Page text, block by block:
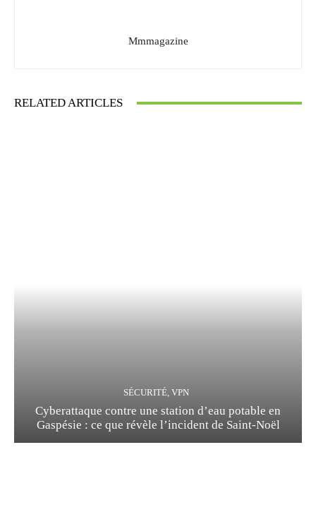
Mmmagazine
RELATED ARTICLES
SÉCURITÉ, VPN
Cyberattaque contre une station d’eau potable en
Gaspésie : ce que révèle l’incident de Saint-Noël